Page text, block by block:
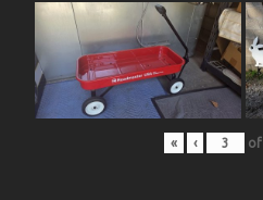
« ‹ of